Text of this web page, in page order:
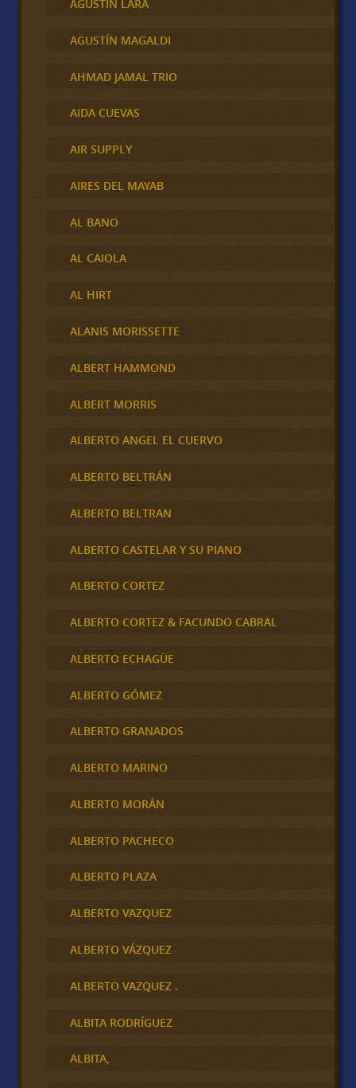
AGUSTÍN LARA
AGUSTÍN MAGALDI
AHMAD JAMAL TRIO
AIDA CUEVAS
AIR SUPPLY
AIRES DEL MAYAB
AL BANO
AL CAIOLA
AL HIRT
ALANIS MORISSETTE
ALBERT HAMMOND
ALBERT MORRIS
ALBERTO ANGEL EL CUERVO
ALBERTO BELTRÁN
ALBERTO BELTRAN
ALBERTO CASTELAR Y SU PIANO
ALBERTO CORTEZ
ALBERTO CORTEZ & FACUNDO CABRAL
ALBERTO ECHAGÜE
ALBERTO GÓMEZ
ALBERTO GRANADOS
ALBERTO MARINO
ALBERTO MORÁN
ALBERTO PACHECO
ALBERTO PLAZA
ALBERTO VAZQUEZ
ALBERTO VÁZQUEZ
ALBERTO VAZQUEZ .
ALBITA RODRÍGUEZ
ALBITA,